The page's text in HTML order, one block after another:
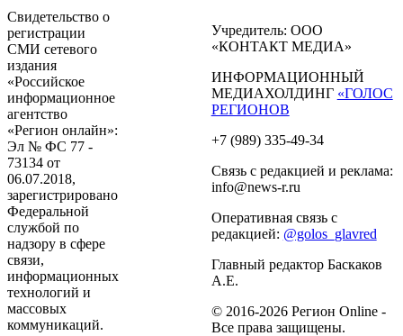
Свидетельство о
регистрации
СМИ сетевого
издания
«Российское
информационное
агентство
«Регион онлайн»:
Эл № ФС 77 -
73134 от
06.07.2018,
зарегистрировано
Федеральной
службой по
надзору в сфере
связи,
информационных
технологий и
массовых
коммуникаций.
Учредитель: ООО
«КОНТАКТ МЕДИА»
ИНФОРМАЦИОННЫЙ
МЕДИАХОЛДИНГ «ГОЛОС
РЕГИОНОВ
+7 (989) 335-49-34
Связь с редакцией и реклама:
info@news-r.ru
Оперативная связь с
редакцией: @golos_glavred
Главный редактор Баскаков
А.Е.
© 2016-2026 Регион Online -
Все права защищены.